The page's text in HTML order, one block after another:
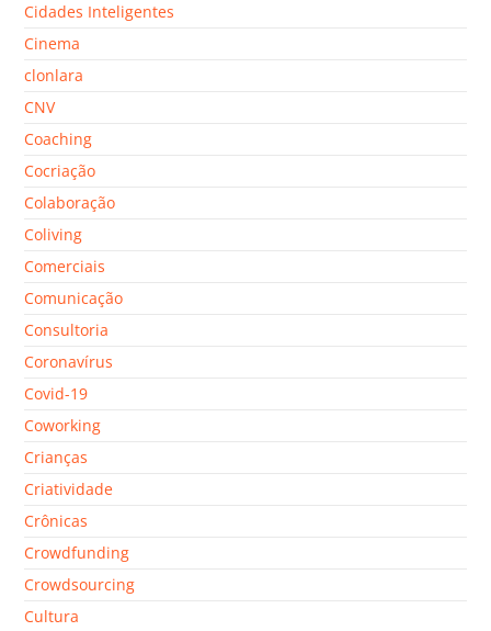
Cidades Inteligentes
Cinema
clonlara
CNV
Coaching
Cocriação
Colaboração
Coliving
Comerciais
Comunicação
Consultoria
Coronavírus
Covid-19
Coworking
Crianças
Criatividade
Crônicas
Crowdfunding
Crowdsourcing
Cultura